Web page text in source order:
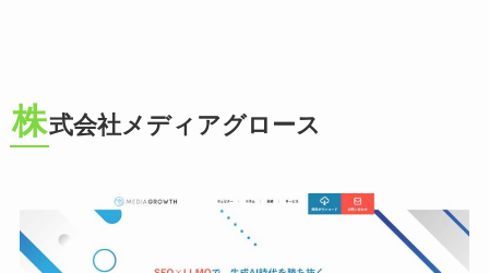
株式会社メディアグロース